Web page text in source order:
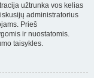
užtrunka vos kelias
administratorius
Prieš
ir nuostatomis.
taisykles.